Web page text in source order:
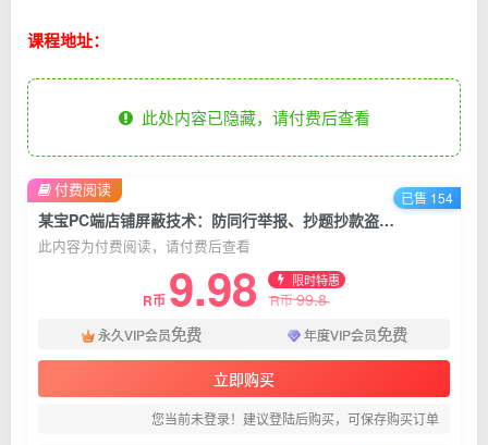
课程地址：
此处内容已隐藏，请付费后查看
某宝PC端店铺屏蔽技术：防同行举报、抄题抄款盗图等
此内容为付费阅读，请付费后查看
R币 9.98 限时特惠
R币99.8
永久VIP会员免费 年度VIP会员免费
立即购买
您当前未登录！建议登陆后购买，可保存购买订单
付费阅读 已售 154